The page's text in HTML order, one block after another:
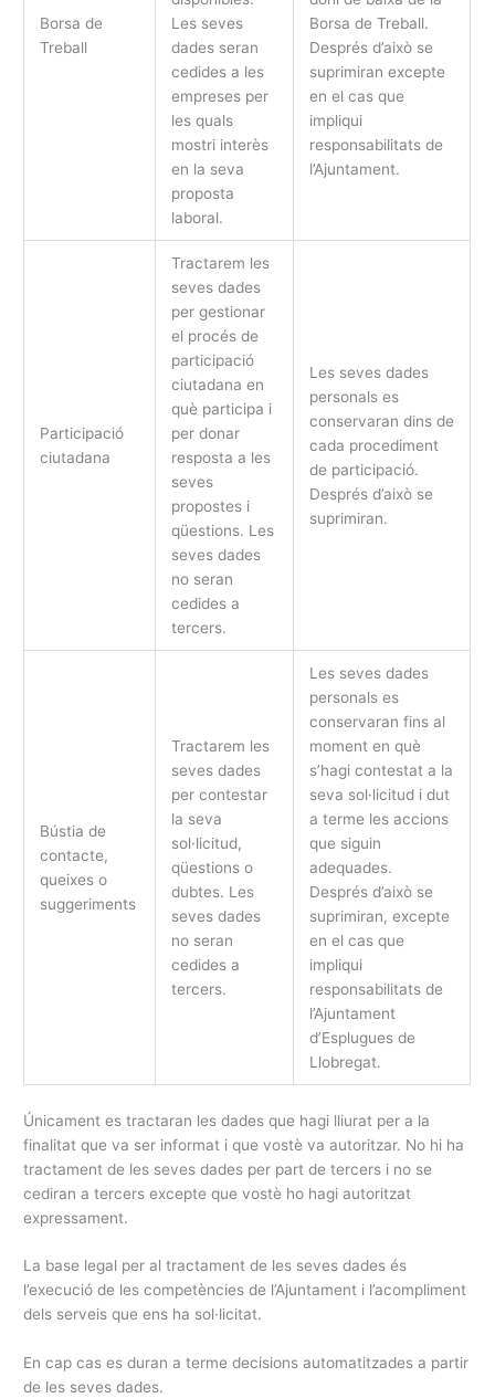
Borsa de
Treball
Les seves
dades seran
cedides a les
empreses per
les quals
mostri interès
en la seva
proposta
laboral.
Borsa de Treball.
Després d’això se
suprimiran excepte
en el cas que
impliqui
responsabilitats de
l’Ajuntament.
Participació
ciutadana
Tractarem les
seves dades
per gestionar
el procés de
participació
ciutadana en
què participa i
per donar
resposta a les
seves
propostes i
qüestions. Les
seves dades
no seran
cedides a
tercers.
Les seves dades
personals es
conservaran dins de
cada procediment
de participació.
Després d’això se
suprimiran.
Bústia de
contacte,
queixes o
suggeriments
Tractarem les
seves dades
per contestar
la seva
sol·licitud,
qüestions o
dubtes. Les
seves dades
no seran
cedides a
tercers.
Les seves dades
personals es
conservaran fins al
moment en què
s’hagi contestat a la
seva sol·licitud i dut
a terme les accions
que siguin
adequades.
Després d’això se
suprimiran, excepte
en el cas que
impliqui
responsabilitats de
l’Ajuntament
d’Esplugues de
Llobregat.
Únicament es tractaran les dades que hagi lliurat per a la
finalitat que va ser informat i que vostè va autoritzar. No hi ha
tractament de les seves dades per part de tercers i no se
cediran a tercers excepte que vostè ho hagi autoritzat
expressament.
La base legal per al tractament de les seves dades és
l’execució de les competències de l’Ajuntament i l’acompliment
dels serveis que ens ha sol·licitat.
En cap cas es duran a terme decisions automatitzades a partir
de les seves dades.